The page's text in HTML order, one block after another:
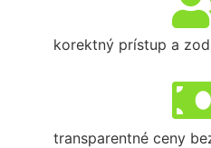
korektný prístup a
transparentné ceny